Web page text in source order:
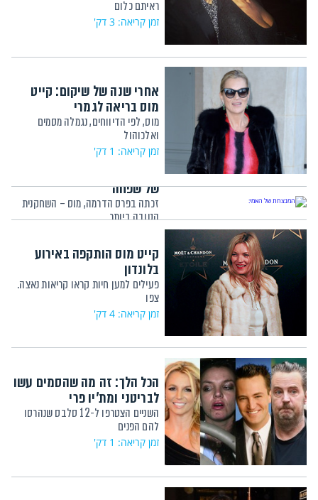
ראיתם כלום
זמן קריאה: 3 דק'
אחרי שנה של שיקום: קייט
מוס בריאה לגמרי
מוס, לפי הדיווחים, נגמלה מסמים
ואלכוהול
זמן קריאה: 1 דק'
של שפחה"
זכתה בפרס הדרמה, מוס – השחקנית
הטובה ביותר
קייט מוס הותקפה באירוע
בלונדון
פעילים למען חיות קראו קריאות נאצה.
צפו
זמן קריאה: 4 דק'
הכל הלך: זה מה שהסמים עשו
לבריטני ומת'יו פרי
השניים הצטרפו ל-12 סלבס שנהרסו
להם הפנים
זמן קריאה: 1 דק'